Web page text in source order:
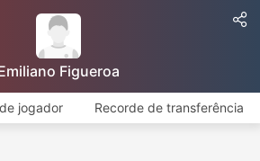
Figueroa
jogador Recorde de transferência